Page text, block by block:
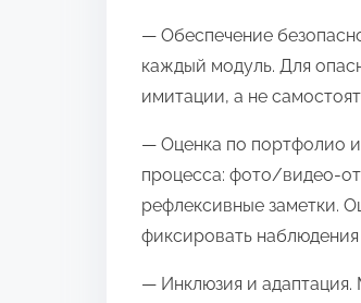
— Обеспечение
каждый модуль. Для
имитации, а не
— Оценка по портфолио
процесса: фото/
рефлексивные заметки.
фиксировать
— Инклюзия и